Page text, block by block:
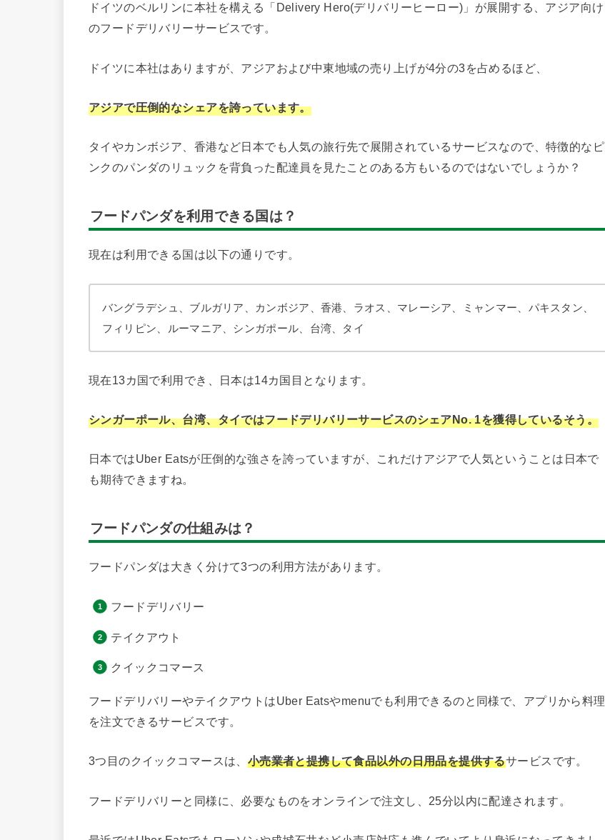
ドイツのベルリンに本社を構える「Delivery Hero(デリバリーヒーロー)」が展開する、アジア向け
のフードデリバリーサービスです。
ドイツに本社はありますが、アジアおよび中東地域の売り上げが4分の3を占めるほど、
アジアで圧倒的なシェアを誇っています。
タイやカンボジア、香港など日本でも人気の旅行先で展開されているサービスなので、特徴的なピ
ンクのパンダのリュックを背負った配達員を見たことのある方もいるのではないでしょうか？
フードパンダを利用できる国は？
現在は利用できる国は以下の通りです。
バングラデシュ、ブルガリア、カンボジア、香港、ラオス、マレーシア、ミャンマー、パキスタン、
フィリピン、ルーマニア、シンガポール、台湾、タイ
現在13カ国で利用でき、日本は14カ国目となります。
シンガーポール、台湾、タイではフードデリバリーサービスのシェアNo. 1を獲得しているそう。
日本ではUber Eatsが圧倒的な強さを誇っていますが、これだけアジアで人気ということは日本で
も期待できますね。
フードパンダの仕組みは？
フードパンダは大きく分けて3つの利用方法があります。
フードデリバリー
テイクアウト
クイックコマース
フードデリバリーやテイクアウトはUber Eatsやmenuでも利用できるのと同様で、アプリから料理
を注文できるサービスです。
3つ目のクイックコマースは、 小売業者と提携して食品以外の日用品を提供するサービスです。
フードデリバリーと同様に、必要なものをオンラインで注文し、25分以内に配達されます。